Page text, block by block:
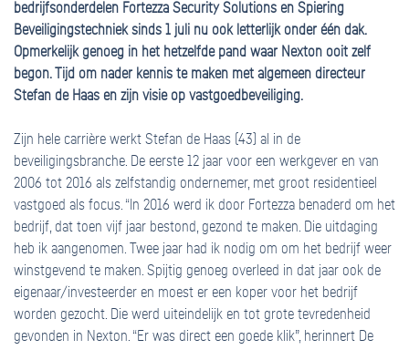
bedrijfsonderdelen Fortezza Security Solutions en Spiering
Beveiligingstechniek sinds 1 juli nu ook letterlijk onder één dak.
Opmerkelijk genoeg in het hetzelfde pand waar Nexton ooit zelf
begon. Tijd om nader kennis te maken met algemeen directeur
Stefan de Haas en zijn visie op vastgoedbeveiliging.
Zijn hele carrière werkt Stefan de Haas (43) al in de
beveiligingsbranche. De eerste 12 jaar voor een werkgever en van
2006 tot 2016 als zelfstandig ondernemer, met groot residentieel
vastgoed als focus. “In 2016 werd ik door Fortezza benaderd om het
bedrijf, dat toen vijf jaar bestond, gezond te maken. Die uitdaging
heb ik aangenomen. Twee jaar had ik nodig om om het bedrijf weer
winstgevend te maken. Spijtig genoeg overleed in dat jaar ook de
eigenaar/investeerder en moest er een koper voor het bedrijf
worden gezocht. Die werd uiteindelijk en tot grote tevredenheid
gevonden in Nexton. “Er was direct een goede klik”, herinnert De